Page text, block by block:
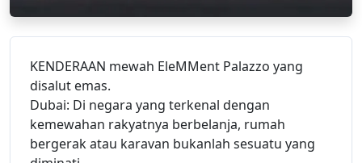
KENDERAAN mewah EleMMent Palazzo yang
disalut emas.
Dubai: Di negara yang terkenal dengan
kemewahan rakyatnya berbelanja, rumah
bergerak atau karavan bukanlah sesuatu yang